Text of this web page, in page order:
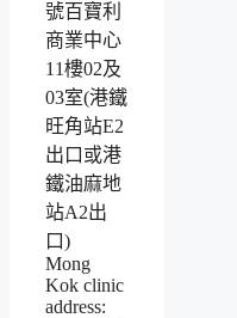
號百寶利
商業中心
11樓02及
03室(港鐵
旺角站E2
出口或港
鐵油麻地
站A2出
口)
Mong
Kok clinic
address: